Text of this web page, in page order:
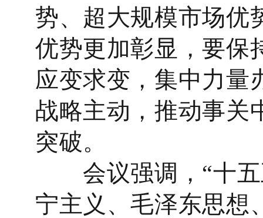
势、超大规模市场优
优势更加彰显，要保
应变求变，集中力量
战略主动，推动事关
突破。
会议强调，“十五
宁主义、毛泽东思想